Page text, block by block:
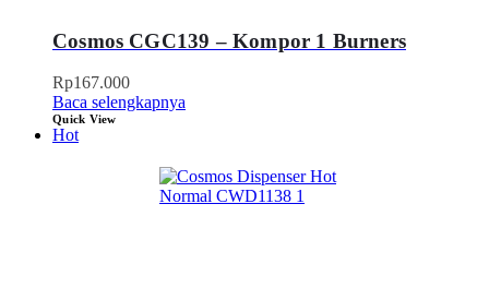
Cosmos CGC139 – Kompor 1 Burners
Rp167.000
Baca selengkapnya
Quick View
Hot